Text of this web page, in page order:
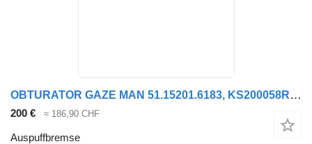
OBTURATOR GAZE MAN 51.15201.6183, KS200058R, 51.15201.6174, 51.1 Auspuffbremse für MAN Sattelzugmaschine
200 € ≈ 186,90 CHF
Auspuffbremse